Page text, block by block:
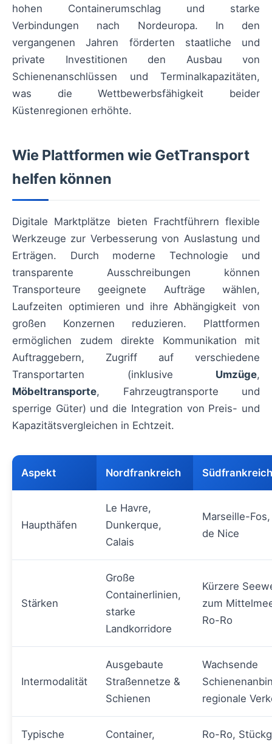
hohen Containerumschlag und starke
Verbindungen nach Nordeuropa. In den
vergangenen Jahren förderten staatliche und
private Investitionen den Ausbau von
Schienenanschlüssen und Terminalkapazitäten,
was die Wettbewerbsfähigkeit beider
Küstenregionen erhöhte.
Wie Plattformen wie GetTransport
helfen können
Digitale Marktplätze bieten Frachtführern flexible
Werkzeuge zur Verbesserung von Auslastung und
Erträgen. Durch moderne Technologie und
transparente Ausschreibungen können
Transporteure geeignete Aufträge wählen,
Laufzeiten optimieren und ihre Abhängigkeit von
großen Konzernen reduzieren. Plattformen
ermöglichen zudem direkte Kommunikation mit
Auftraggebern, Zugriff auf verschiedene
Transportarten (inklusive Umzüge,
Möbeltransporte, Fahrzeugtransporte und
sperrige Güter) und die Integration von Preis- und
Kapazitätsvergleichen in Echtzeit.
Aspekt Nordfrankreich Südfrankreich
Haupthäfen
Le Havre,
Dunkerque,
Calais
Marseille-
de Nice
Stärken
Große
Containerlinien,
starke
Landkorridore
Kürzere
zum
Ro-Ro
Intermodalität
Ausgebaute
Straßennetze &
Schienen
Wachsende
regionale
Typische
Container,
Ro-Ro,